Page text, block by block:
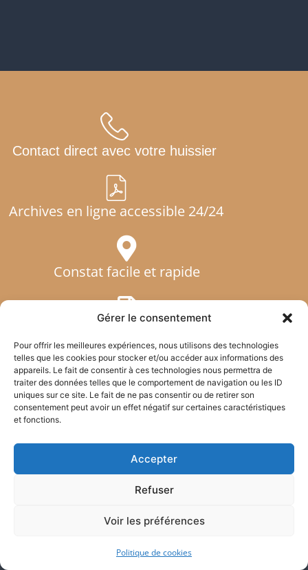
Gérer le consentement
Pour offrir les meilleures expériences, nous utilisons des technologies
telles que les cookies pour stocker et/ou accéder aux informations des
appareils. Le fait de consentir à ces technologies nous permettra de
traiter des données telles que le comportement de navigation ou les ID
uniques sur ce site. Le fait de ne pas consentir ou de retirer son
consentement peut avoir un effet négatif sur certaines caractéristiques
et fonctions.
Accepter
Refuser
Voir les préférences
Politique de cookies
Contact direct avec votre huissier
Archives en ligne accessible 24/24
Constat facile et rapide
Notre Etude d’Huissiers / Commissaires
de Justice est compétente pour toute
Marne (77), Yvelines (78), Essonne (91),
(93), Val-de-Marne (94), Val-d’Oise (95)
ainsi qu’en Eure-et-Loir (28).